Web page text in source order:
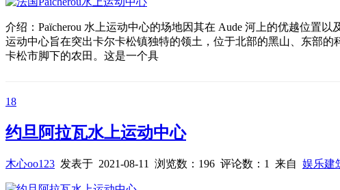
介绍：Païcherou 水上运动中心的场地因其在 Aude 河上的优越位置
运动中心旨在突出卡尔卡松镇独特的领土，位于北部的黑山、东部
卡松市脚下的农田。这是一个具
18
约旦阿拉瓦水上运动中心
木心oo123 发表于 2021-08-11 浏览数：196 评论数：1 来自 娱乐建